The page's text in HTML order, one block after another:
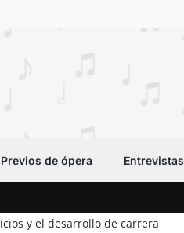
Previos de ópera Entrevistas
y el desarrollo de carrera